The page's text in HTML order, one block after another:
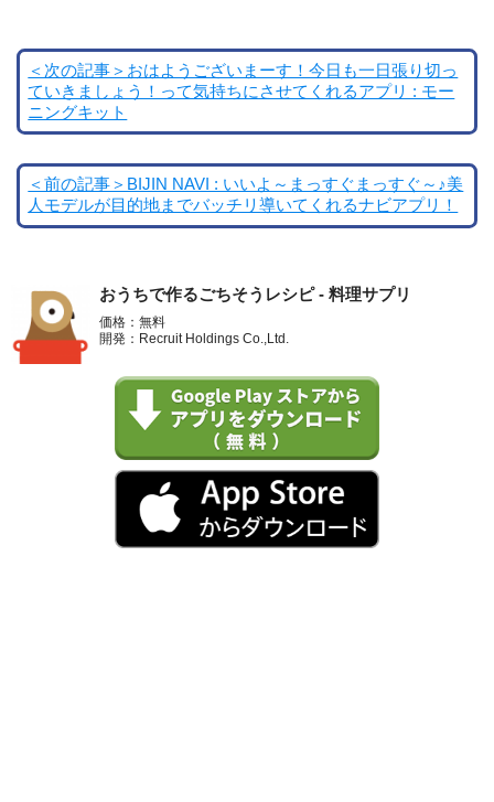
＜次の記事＞おはようございまーす！今日も一日張り切っ
ていきましょう！って気持ちにさせてくれるアプリ : モー
ニングキット
＜前の記事＞BIJIN NAVI : いいよ～まっすぐまっすぐ～♪美
人モデルが目的地までバッチリ導いてくれるナビアプリ！
おうちで作るごちそうレシピ - 料理サプリ
価格：無料
開発：Recruit Holdings Co.,Ltd.